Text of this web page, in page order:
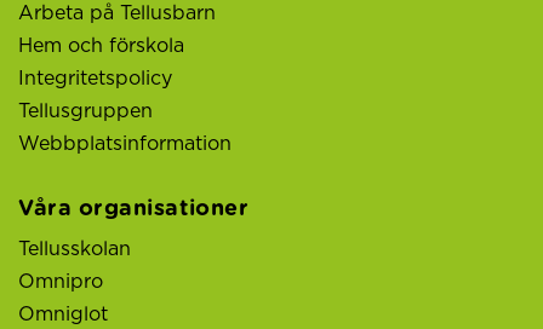
Arbeta på Tellusbarn
Hem och förskola
Integritetspolicy
Tellusgruppen
Webbplatsinformation
Våra organisationer
Tellusskolan
Omnipro
Omniglot